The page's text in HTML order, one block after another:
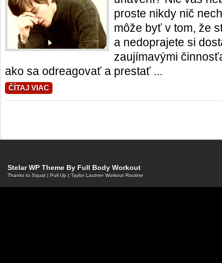
proste nikdy nič
môže byť v tom, že
a nedoprajete si
zaujímavými
ako sa odreagovať a prestať ...
ČÍTAJ VIAC
Stelar WP Theme By Full Body Workout
Thanks to Squat | Pull Up | Taylor Lautner Workout Routine